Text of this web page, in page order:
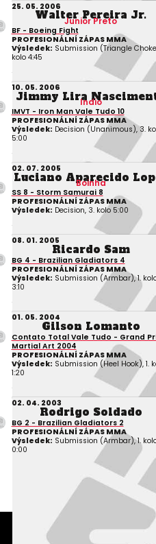
25. 05. 2006
Walter Pereira Jr.
Junior Preto
BF - Boeing Fight
PROFESIONÁLNÍ ZÁPAS MMA
Výsledek: Submission (Triangle
kolo 4:45
10. 05. 2006
Jimmy LiraIndio
IMVT - Iron Man Vale Tudo 10
PROFESIONÁLNÍ ZÁPAS MMA
Výsledek: Decision (Unanimous), 3.
5:00
02. 07. 2005
Luciano Aparecido
Boinha
SS 8 - Storm Samurai 8
PROFESIONÁLNÍ ZÁPAS MMA
Výsledek: Decision, 3. kolo 5:00
08. 01. 2005
Ricardo Sam
BG 4 - Brazilian Gladiators 4
PROFESIONÁLNÍ ZÁPAS MMA
Výsledek: Submission (Armbar), 1.
3:10
01. 05. 2004
Gilson Lomanto
Contato Total Vale Tudo - Grand
Martial Art 2004
PROFESIONÁLNÍ ZÁPAS MMA
Výsledek: Submission (Heel Hook), 1.
1:20
02. 04. 2003
Rodrigo Soldado
BG 2 - Brazilian Gladiators 2
PROFESIONÁLNÍ ZÁPAS MMA
Výsledek: Submission (Armbar), 1.
0:00
Podmínky užití